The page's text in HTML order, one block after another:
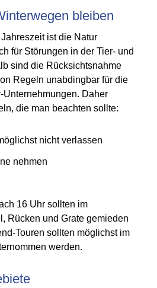
bleiben
ist die Natur
für Störungen in der Tier- und
sind die Rücksichtsnahme
Regeln unabdingbar für die
Daher
die man beachten sollte:
nicht verlassen
nehmen
16 Uhr sollten im
Rücken und Grate gemieden
Touren sollten möglichst im
werden.